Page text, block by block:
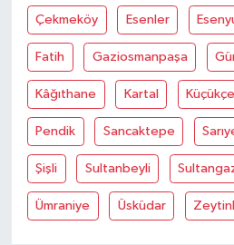
Çekmeköy Esenler
Fatih Gaziosmanpaşa
Kâğıthane Kartal
Pendik Sancaktepe
Şişli Sultanbeyli
Ümraniye Üsküdar
Susurluk
TARİHTE BUGÜN
TEKNOLOJİ
Trend
TÜRKİYE